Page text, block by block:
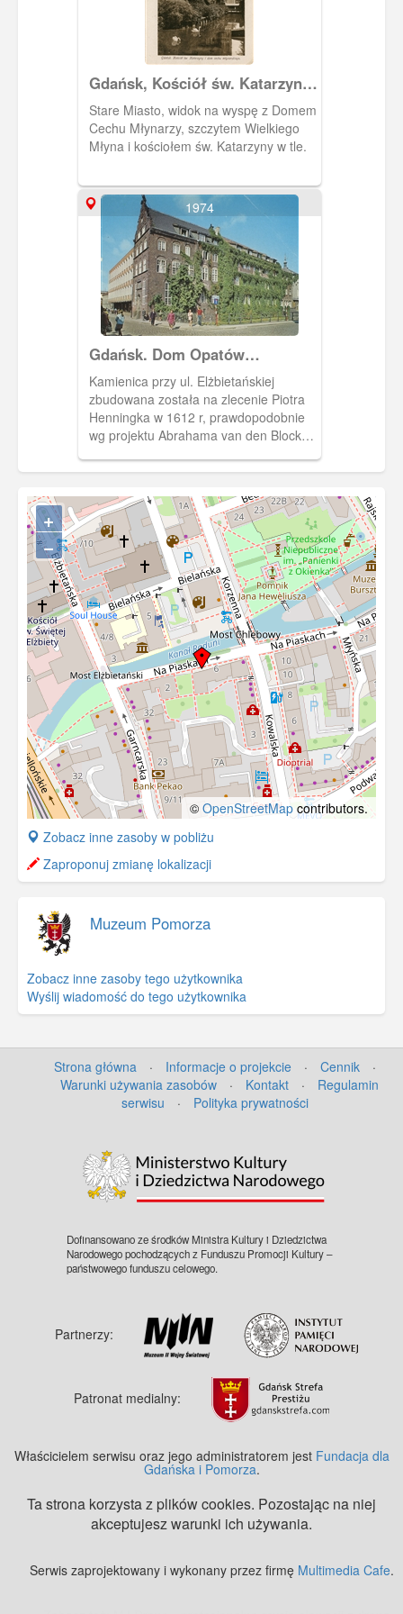
Gdańsk, Kościół św. Katarzyny i
dom cechu młynarskiego
Stare Miasto, widok na wyspę z Domem
Cechu Młynarzy, szczytem Wielkiego
Młyna i kościołem św. Katarzyny w tle.
1974
Gdańsk. Dom Opatów
Pelplińskich
Kamienica przy ul. Elżbietańskiej
zbudowana została na zlecenie Piotra
Henningka w 1612 r, prawdopodobnie
wg projektu Abrahama van den Blocka.
był przez opactwo w Pelplinie i stan taki
połowie wieku XIX kolejni właściciele
dokonywali sporych zmian
konstrukcyjnych obiektu, narażając go
na coraz gorszy stan techniczny. Wobec
zagrożenia całkowitym wyburzeniem
przez kolejnego właściciela budynek
został wykupiony przez miasto i
umieszczono w nim Miejski Urząd
Budowlany znany także jako Policja
Budowlana (Baupolizeiamt). Wykonano
wreszcie generalny remont wraz z
odtworzeniem zrujnowanej kamieniarki.
Wiosną 1945, budynek nie ucierpiał w
wyniku działań wojennych. Za domem
widoczny budynek Uniwersytetu
Gdańskiego.
+
−
© OpenStreetMap contributors.
+
−
Zobacz inne zasoby w pobliżu
Zaproponuj zmianę lokalizacji
Muzeum Pomorza
Zobacz inne zasoby tego użytkownika
Wyślij wiadomość do tego użytkownika
Strona główna · Informacje o projekcie · Cennik
·
Warunki używania zasobów
· Kontakt ·
Regulamin
serwisu
· Polityka prywatności
Dofinansowano ze środków Ministra Kultury i Dziedzictwa
Narodowego pochodzących z Funduszu Promocji Kultury –
państwowego funduszu celowego.
Partnerzy:
Patronat medialny:
Właścicielem serwisu oraz jego administratorem jest Fundacja dla
Gdańska i Pomorza.
Ta strona korzysta z plików cookies. Pozostając na niej
akceptujesz warunki ich używania.
Serwis zaprojektowany i wykonany przez firmę Multimedia Cafe.